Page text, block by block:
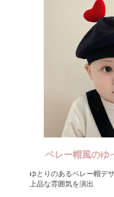
ベレー帽風のゆ
ゆとりのあるベレー帽デ
上品な雰囲気を演出